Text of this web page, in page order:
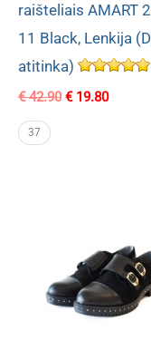
raišteliais AMART
11 Black, Lenkija
atitinka)
€42.90 Original
€19.80Current
37